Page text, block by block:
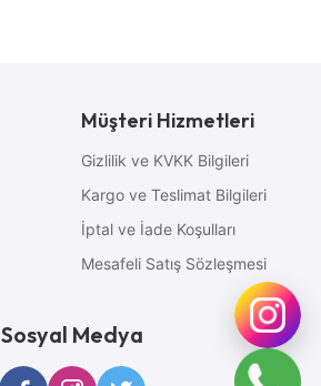
Müşteri Hizmetleri
Gizlilik ve KVKK Bilgileri
Kargo ve Teslimat Bilgileri
İptal ve İade Koşulları
Mesafeli Satış Sözleşmesi
Sosyal Medya